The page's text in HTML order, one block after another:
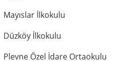
Mayıslar İlkokulu
Düzköy İlkokulu
Plevne Özel İdare Ortaokulu